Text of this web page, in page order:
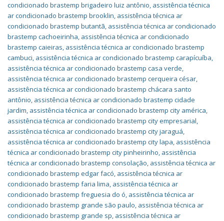
condicionado brastemp brigadeiro luiz antônio, assistência técnica
ar condicionado brastemp brooklin, assistência técnica ar
condicionado brastemp butantã, assistência técnica ar condicionado
brastemp cachoeirinha, assistência técnica ar condicionado
brastemp caieiras, assistência técnica ar condicionado brastemp
cambuci, assistência técnica ar condicionado brastemp carapícuíba,
assistência técnica ar condicionado brastemp casa verde,
assistência técnica ar condicionado brastemp cerqueira césar,
assistência técnica ar condicionado brastemp chácara santo
antônio, assistência técnica ar condicionado brastemp cidade
jardim, assistência técnica ar condicionado brastemp city américa,
assistência técnica ar condicionado brastemp city empresarial,
assistência técnica ar condicionado brastemp city jaraguá,
assistência técnica ar condicionado brastemp city lapa, assistência
técnica ar condicionado brastemp city pinheirinho, assistência
técnica ar condicionado brastemp consolação, assistência técnica ar
condicionado brastemp edgar facó, assistência técnica ar
condicionado brastemp faria lima, assistência técnica ar
condicionado brastemp freguesia do ó, assistência técnica ar
condicionado brastemp grande são paulo, assistência técnica ar
condicionado brastemp grande sp, assistência técnica ar